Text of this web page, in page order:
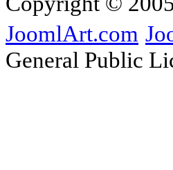
JoomlArt.com
General Public